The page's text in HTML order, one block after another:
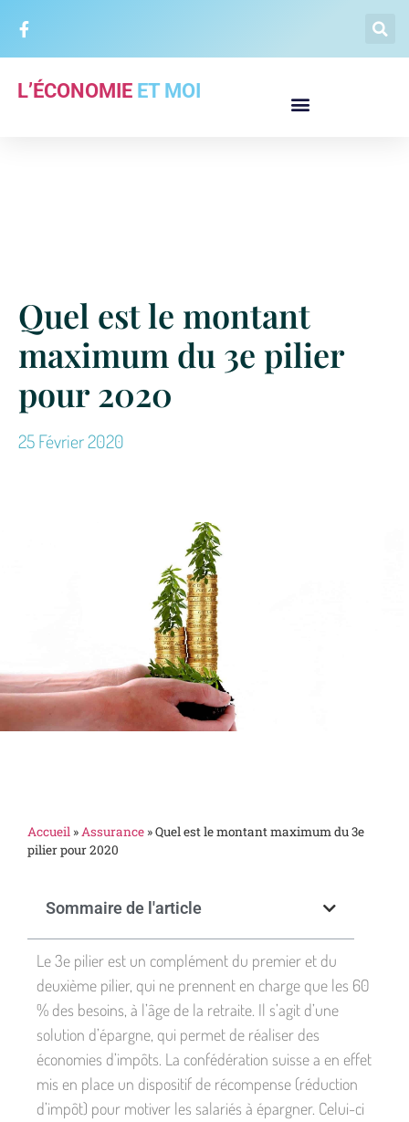
L’ÉCONOMIE ET MOI
Quel est le montant
maximum du 3e pilier
pour 2020
25 Février 2020
Accueil »Assurance »Quel est le montant maximum du 3e
pilier pour 2020
Sommaire de l'article
Le 3e pilier est un complément du premier et du
deuxième pilier, qui ne prennent en charge que les 60
% des besoins, à l’âge de la retraite. Il s’agit d’une
solution d’épargne, qui permet de réaliser des
économies d’impôts. La confédération suisse a en effet
mis en place un dispositif de récompense (réduction
d’impôt) pour motiver les salariés à épargner. Celui-ci